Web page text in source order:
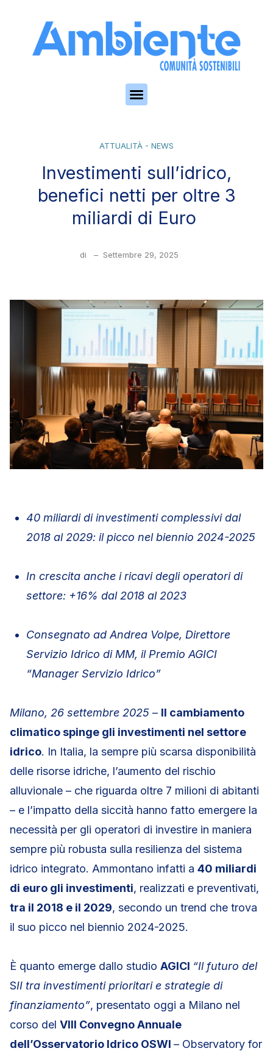
ATTUALITÀ - NEWS
Investimenti sull’idrico,
benefici netti per oltre 3
miliardi di Euro
di – Settembre 29, 2025
40 miliardi di investimenti complessivi dal
2018 al 2029: il picco nel biennio 2024-2025
In crescita anche i ricavi degli operatori di
settore: +16% dal 2018 al 2023
Consegnato ad Andrea Volpe, Direttore
Servizio Idrico di MM, il Premio AGICI
“Manager Servizio Idrico”
Milano, 26 settembre 2025 – Il cambiamento
climatico spinge gli investimenti nel settore
idrico. In Italia, la sempre più scarsa disponibilità
delle risorse idriche, l’aumento del rischio
alluvionale – che riguarda oltre 7 milioni di abitanti
– e l’impatto della siccità hanno fatto emergere la
necessità per gli operatori di investire in maniera
sempre più robusta sulla resilienza del sistema
idrico integrato. Ammontano infatti a 40 miliardi
di euro gli investimenti, realizzati e preventivati,
tra il 2018 e il 2029, secondo un trend che trova
il suo picco nel biennio 2024-2025.
È quanto emerge dallo studio AGICI “Il futuro del
SII tra investimenti prioritari e strategie di
finanziamento”, presentato oggi a Milano nel
corso del VIII Convegno Annuale
dell’Osservatorio Idrico OSWI – Observatory for